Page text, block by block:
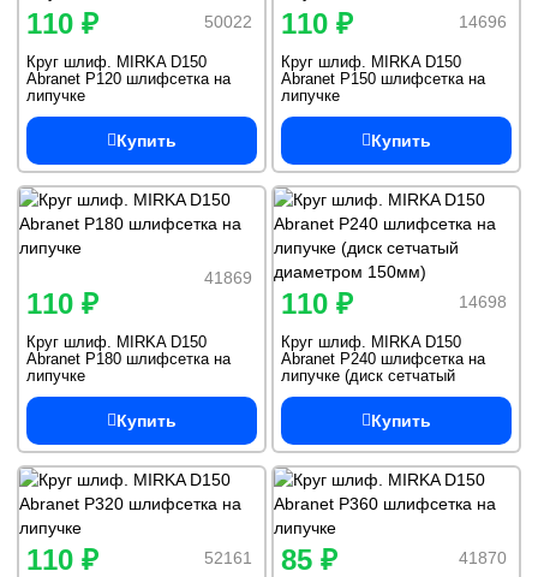
50022
110 ₽
Круг шлиф. MIRKA D150
Abranet P120 шлифсетка на
липучке
Купить
14696
110 ₽
Круг шлиф. MIRKA D150
Abranet P150 шлифсетка на
липучке
Купить
41869
110 ₽
Круг шлиф. MIRKA D150
Abranet P180 шлифсетка на
липучке
Купить
14698
110 ₽
Круг шлиф. MIRKA D150
Abranet P240 шлифсетка на
липучке (диск сетчатый
диаметром 150мм)
Купить
52161
110 ₽ 41870
85 ₽